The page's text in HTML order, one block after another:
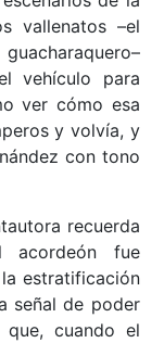
vallenatos –el
vehículo para
ver cómo esa
y volvía, y
con tono
recuerda
acordeón fue
estratificación
señal de poder
que, cuando el